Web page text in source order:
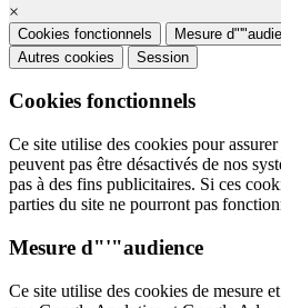
×
Cookies fonctionnels Mesure
Autres cookies
Session
Cookies fonctionnels
Ce site utilise des cookies pour
peuvent pas être désactivés de nos
pas à des fins publicitaires. Si ces
parties du site ne pourront pas
Mesure d"'"audience
Ce site utilise des cookies de mesure